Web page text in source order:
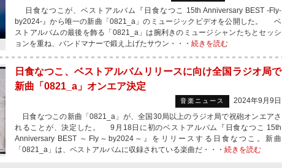
日食なつこが、ベストアルバム『日食なつこ 15th Anniversary BEST -Fly-
by2024-』から唯一の新曲「0821_a」のミュージックビデオを公開した。 ベ
ストアルバムの最後を飾る「0821_a」は腕利きのミュージシャンたちとセッシ
ョンを重ね、バンドマナーで鍛え上げたサウン・・・ 続きを読む
日食なつこ、ベストアルバムリリースに向け全国ラジオ局で
新曲「0821_a」オンエア決定
音楽ニュース
2024年9月9日
日食なつこの新曲「0821_a」が、全国30局以上のラジオ局で祝砲オンエアさ
れることが、決定した。 9月18日に初のベストアルバム『日食なつこ 15th
Anniversary BEST ～Fly～by2024～』をリリースする日食なつこ。新曲
「0821_a」は、ベストアルバムに収録されている楽曲だ・・・ 続きを読む